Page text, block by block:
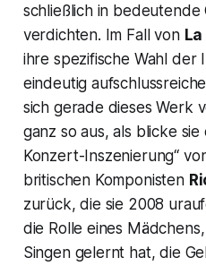
schließlich in
verdichten. Im Fall von
ihre spezifische Wahl der
eindeutig
sich gerade dieses Werk
ganz so aus, als blicke
Konzert-Inszenierung“
britischen Komponisten
zurück, die sie 2008
die Rolle eines
Singen gelernt hat, die